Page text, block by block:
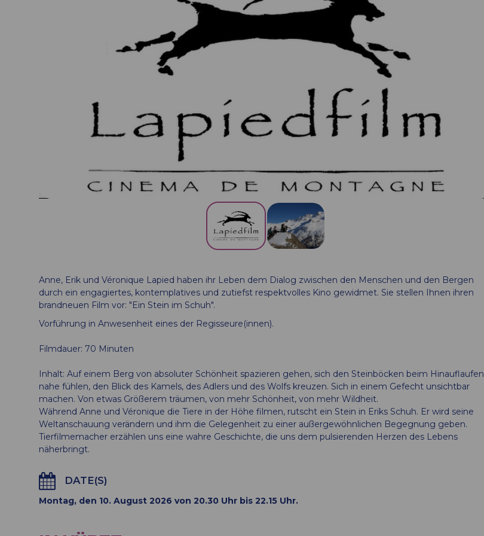
Anne, Erik und Véronique Lapied haben ihr Leben dem Dialog zwischen den Menschen und den Bergen
durch ein engagiertes, kontemplatives und zutiefst respektvolles Kino gewidmet. Sie stellen Ihnen ihren
brandneuen Film vor: "Ein Stein im Schuh".
Vorführung in Anwesenheit eines der Regisseure(innen).
Filmdauer: 70 Minuten
Inhalt: Auf einem Berg von absoluter Schönheit spazieren gehen, sich den Steinböcken beim Hinauflaufen
nahe fühlen, den Blick des Kamels, des Adlers und des Wolfs kreuzen. Sich in einem Gefecht unsichtbar
machen. Von etwas Größerem träumen, von mehr Schönheit, von mehr Wildheit.
Während Anne und Véronique die Tiere in der Höhe filmen, rutscht ein Stein in Eriks Schuh. Er wird seine
Weltanschauung verändern und ihm die Gelegenheit zu einer außergewöhnlichen Begegnung geben.
Tierfilmemacher erzählen uns eine wahre Geschichte, die uns dem pulsierenden Herzen des Lebens
näherbringt.
DATE(S)
Montag, den 10. August 2026 von 20.30 Uhr bis 22.15 Uhr.